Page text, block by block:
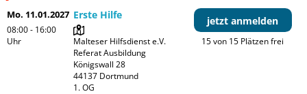
Mo. 11.01.2027
08:00 - 16:00
Uhr
Erste Hilfe
Malteser Hilfsdienst e.V.
Referat Ausbildung
Königswall 28
44137 Dortmund
1. OG
jetzt anmelden
15 von 15 Plätzen frei